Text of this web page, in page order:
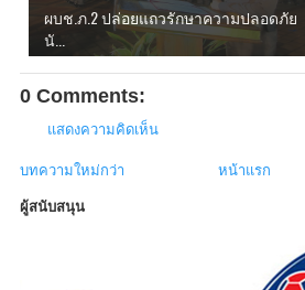
ผบช.ภ.2 ปล่อยแถวรักษาความปลอดภัย
นั...
0 Comments:
แสดงความคิดเห็น
บทความใหม่กว่า หน้าแรก
ผู้สนับสนุน